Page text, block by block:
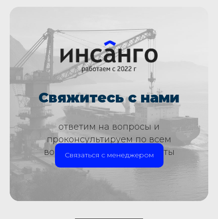
Свяжитесь с нами
ответим на вопросы и
проконсультируем по всем
вопросам страховой защиты
Связаться с менеджером